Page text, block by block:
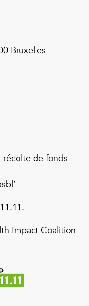
Bruxelles
récolte de fonds
Impact Coalition